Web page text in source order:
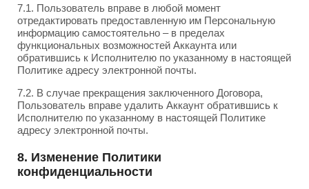
7.1. Пользователь вправе в любой момент
отредактировать предоставленную им Персональную
информацию самостоятельно – в пределах
функциональных возможностей Аккаунта или
обратившись к Исполнителю по указанному в настоящей
Политике адресу электронной почты.
7.2. В случае прекращения заключенного Договора,
Пользователь вправе удалить Аккаунт обратившись к
Исполнителю по указанному в настоящей Политике
адресу электронной почты.
8. Изменение Политики
конфиденциальности